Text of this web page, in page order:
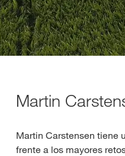
Martin
Martin Carstensen tiene
frente a los mayores